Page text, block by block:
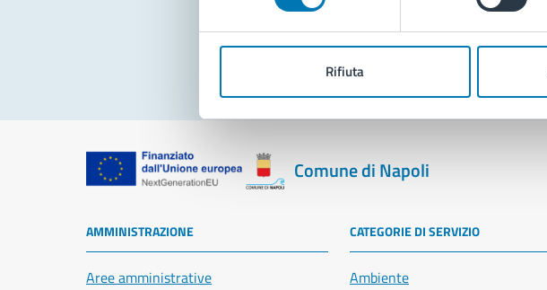
Rifiuta
Segnala disservizio
Comune di Napoli
AMMINISTRAZIONE
Aree amministrative
CATEGORIE DI SERVIZIO
Ambiente